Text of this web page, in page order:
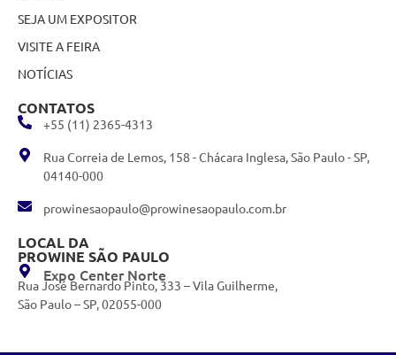
SEJA UM EXPOSITOR
VISITE A FEIRA
NOTÍCIAS
+55 (11) 2365-4313
Rua Correia de Lemos, 158 - Chácara Inglesa, São Paulo - SP,
04140-000
prowinesaopaulo@prowinesaopaulo.com.br
CONTATOS
LOCAL DA
PROWINE SÃO PAULO
Expo Center Norte
Rua José Bernardo Pinto, 333 – Vila Guilherme,
São Paulo – SP, 02055-000